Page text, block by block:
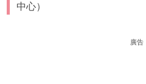
中心）
廣告